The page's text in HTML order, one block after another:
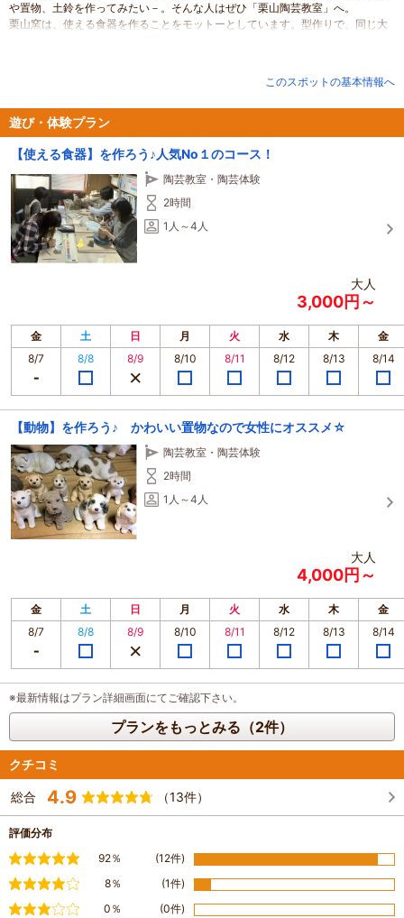
や置物、土鈴を作ってみたい－。そんな人はぜひ「栗山陶芸教室」へ。
栗山窯は、使える食器を作ることをモットーとしています。型作りで、同じ大
このスポットの基本情報へ
遊び・体験プラン
【使える食器】を作ろう♪人気No１のコース！
陶芸教室・陶芸体験
2時間
1人～4人
大人
3,000円～
金 土 日 月 火 水 木
金
8/7
8/8 8/9 8/10 8/11 8/12 8/13 8/14
【動物】を作ろう♪ かわいい置物なので女性にオススメ☆
陶芸教室・陶芸体験
2時間
1人～4人
大人
4,000円～
金 土 日 月 火 水 木
金
8/7
8/8 8/9 8/10 8/11 8/12 8/13 8/14
※最新情報はプラン詳細画面にてご確認下さい。
プランをもっとみる（2件）
クチコミ
総合 4.9 （13件）
評価分布
満足92％ (12件)
やや満足
8％ (1件)
普通0％ (0件)